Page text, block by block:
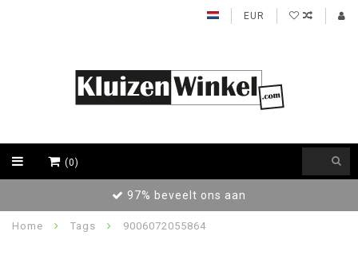
EUR
(0)
97% beveelt ons aan
Home Tags 9006072055864